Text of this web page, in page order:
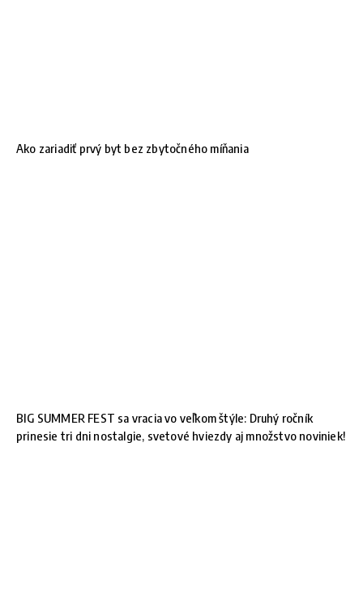
Ako zariadiť prvý byt bez zbytočného míňania
BIG SUMMER FEST sa vracia vo veľkom štýle: Druhý ročník
prinesie tri dni nostalgie, svetové hviezdy aj množstvo noviniek!